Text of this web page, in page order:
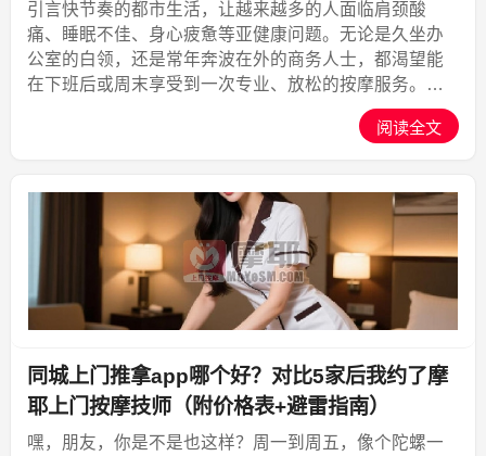
引言快节奏的都市生活，让越来越多的人面临肩颈酸
痛、睡眠不佳、身心疲惫等亚健康问题。无论是久坐办
公室的白领，还是常年奔波在外的商务人士，都渴望能
在下班后或周末享受到一次专业、放松的按摩服务。然
而，去实体店按摩往往需要提前规划时间、忍受路上拥
堵，甚至到了门店还要排队等候。于是，上门按摩、同
阅读全文
同城上门推拿app哪个好？对比5家后我约了摩
耶上门按摩技师（附价格表+避雷指南）
嘿，朋友，你是不是也这样？周一到周五，像个陀螺一